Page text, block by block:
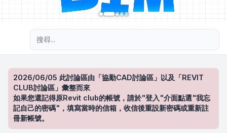
2026/06/05 此討論區由「協勤CAD討論區」以及「REVIT
CLUB討論區」彙整而來
如果您還記得原Revit club的帳號，請於"登入"介面點選"我忘
記自己的密碼"，填寫當時的信箱，收信後重設新密碼或重新註
冊新帳號。